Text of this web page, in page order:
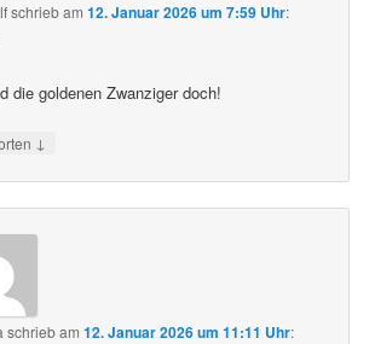
schriebam12. Januar 2026 um 7:59 Uhr:
die goldenen Zwanziger doch!
↓
schriebam12. Januar 2026 um 11:11 Uhr: